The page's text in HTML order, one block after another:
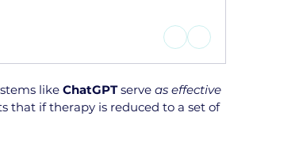
like ChatGPT serve as effective
that if therapy is reduced to a set of